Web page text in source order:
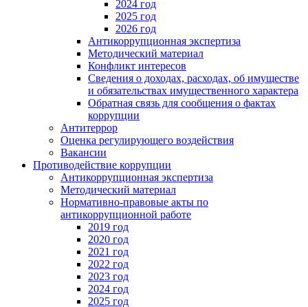
2024 год
2025 год
2026 год
Антикоррупционная экспертиза
Методический материал
Конфликт интересов
Сведения о доходах, расходах, об имуществе
и обязательствах имущественного характера
Обратная связь для сообщения о фактах
коррупции
Антитеррор
Оценка регулирующего воздействия
Вакансии
Противодействие коррупции
Антикоррупционная экспертиза
Методический материал
Нормативно-правовые акты по
антикоррупционной работе
2019 год
2020 год
2021 год
2022 год
2023 год
2024 год
2025 год